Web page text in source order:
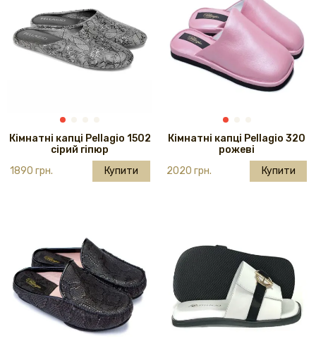
Кімнатні капці Pellagio 1502
сірий гіпюр
1890 грн.
Купити
Кімнатні капці Pellagio 320
рожеві
2020 грн.
Купити